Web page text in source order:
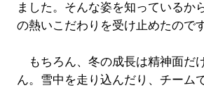
ました。そんな姿を知っているか
の熱いこだわりを受け止めたのです
もちろん、冬の成長は精神面だ
ん。雪中を走り込んだり、チーム